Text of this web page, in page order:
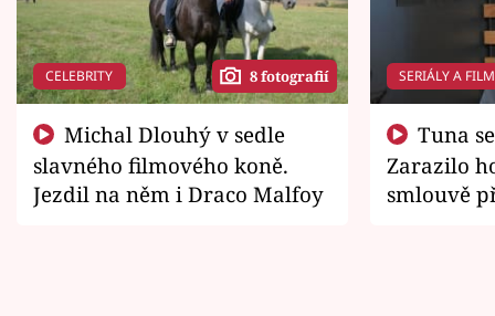
CELEBRITY 8 fotografií
slavného filmového koně.
Jezdil na něm i Draco Malfoy
SERIÁLY A
Zarazilo
smlouvě